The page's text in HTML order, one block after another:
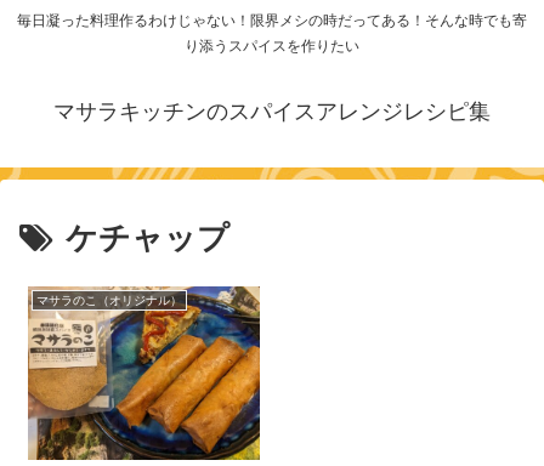
毎日凝った料理作るわけじゃない！限界メシの時だってある！そんな時でも寄
り添うスパイスを作りたい
マサラキッチンのスパイスアレンジレシピ集
ケチャップ
マサラのこ（オリジナル）